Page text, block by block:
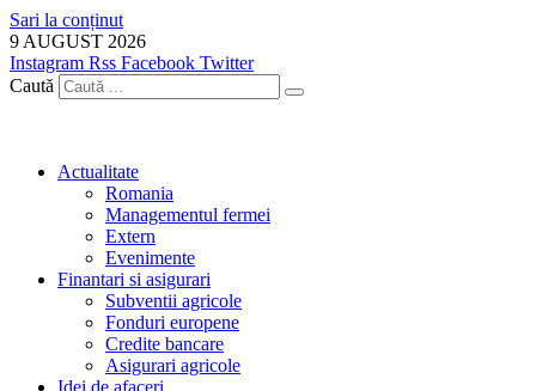
Sari la conținut
9 AUGUST 2026
Instagram Rss Facebook Twitter
Caută
Actualitate
Romania
Managementul fermei
Extern
Evenimente
Finantari si asigurari
Subventii agricole
Fonduri europene
Credite bancare
Asigurari agricole
Idei de afaceri